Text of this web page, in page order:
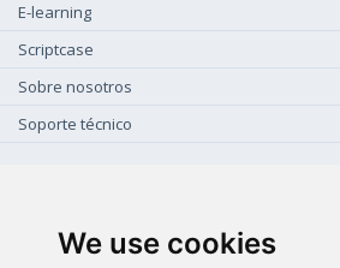
We use cookies
E-learning
Scriptcase
Sobre nosotros
Soporte técnico
+55 81 97102-